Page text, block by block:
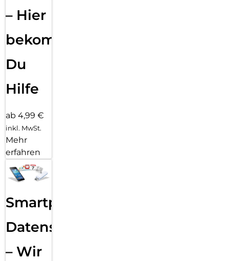
– Hier
bekommst
Du
Hilfe
ab 4,99 €
inkl. MwSt.
Mehr
erfahren
Smartphone
Datensicherung
– Wir